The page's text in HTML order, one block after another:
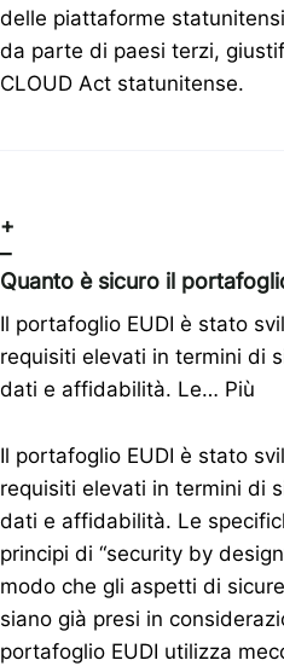
delle piattaforme
da parte di paesi terzi,
CLOUD Act statunitense.
+
–
Quanto è sicuro il
Il portafoglio EUDI è stato
requisiti elevati in termini di
dati e affidabilità. Le… Più
Il portafoglio EUDI è stato
requisiti elevati in termini di
dati e affidabilità. Le
principi di “security by
modo che gli aspetti di
siano già presi in
portafoglio EUDI utilizza